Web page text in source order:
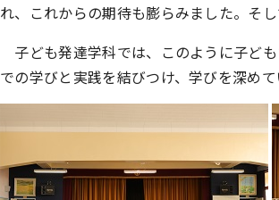
れ、これからの期待も膨らみました。そ
子ども発達学科では、このように子ど
での学びと実践を結びつけ、学びを深め